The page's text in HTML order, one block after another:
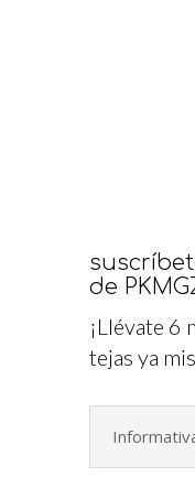
de
¡Llévate 6
tejas ya